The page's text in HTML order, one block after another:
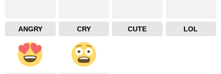
ANGRY CRY CUTE LOL